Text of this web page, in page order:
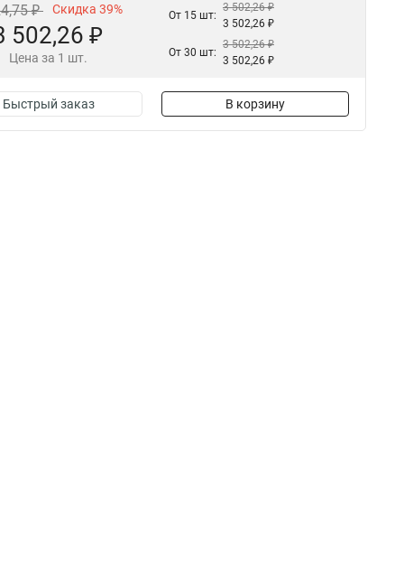
₽ Скидка 39%
502,26 ₽
Цена за 1 шт.
От 15 шт:
3 502,26 ₽
3 502,26 ₽
От 30 шт:
3 502,26 ₽
3 502,26 ₽
Быстрый заказ В корзину